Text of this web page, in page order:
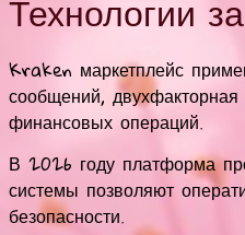
Технологии
Kraken маркетплейс
сообщений,
финансовых операций.
В 2026 году платформа
системы позволяют
безопасности.